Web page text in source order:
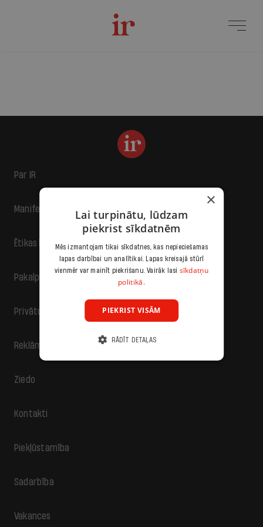
Par IR
Manifests
Ētikas kodekss
Pakalpojumu sniegšanas noteikumi
Privātuma politika
Reklāma
Ziedo
Kontakti
Piekļūstamība
Sadarbība
Vakances
×
Lai turpinātu, lūdzam
piekrist sīkdatnēm
Mēs izmantojam tikai sīkdatnes, kas nepieciešamas
lapas darbībai un analītikai. Lapas kreisajā stūrī
vienmēr var mainīt piekrišanu. Vairāk lasi sīkdatņu
politikā.
PIEKRIST VISĀM
RĀDĪT DETAĻAS